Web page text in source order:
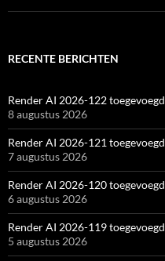
RECENTE BERICHTEN
Render AI 2026-122 toegevoegd
8 augustus 2026
Render AI 2026-121 toegevoegd
7 augustus 2026
Render AI 2026-120 toegevoegd
6 augustus 2026
Render AI 2026-119 toegevoegd
5 augustus 2026